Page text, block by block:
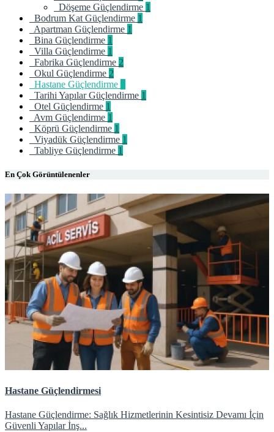
Döşeme Güçlendirme 1
Bodrum Kat Güçlendirme 1
Apartman Güçlendirme 1
Bina Güçlendirme 1
Villa Güçlendirme 1
Fabrika Güçlendirme 2
Okul Güçlendirme 2
Hastane Güçlendirme
Tarihi Yapılar Güçlendirme 1
Otel Güçlendirme 1
Avm Güçlendirme 1
Köprü Güçlendirme 1
Viyadük Güçlendirme 1
Tabliye Güçlendirme 1
En Çok Görüntülenenler
Hastane Güçlendirmesi
Hastane Güçlendirme: Sağlık Hizmetlerinin Kesintisiz Devamı İçin
Güvenli Yapılar İnş...